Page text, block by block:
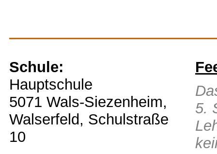
Schule:
Hauptschule
5071 Wals-Siezenheim,
Walserfeld, Schulstraße
10
5.